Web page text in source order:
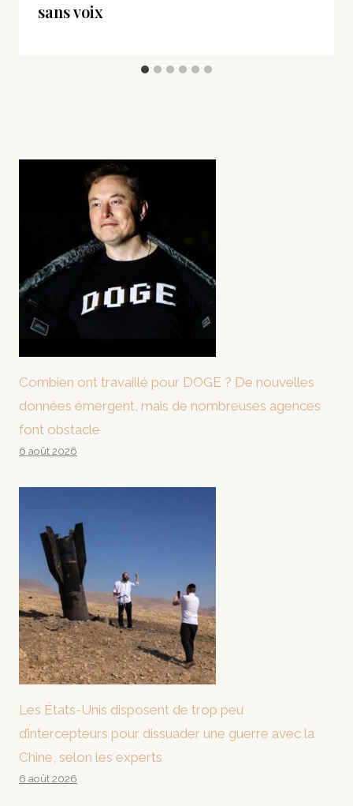
sans voix
Combien ont travaillé pour DOGE ? De nouvelles
données émergent, mais de nombreuses agences
font obstacle
6 août 2026
Les États-Unis disposent de trop peu
d’intercepteurs pour dissuader une guerre avec la
Chine, selon les experts
6 août 2026